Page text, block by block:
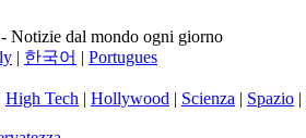
Notizie dal mondo ogni giorno
| 한국어 | Portugues
High Tech | Hollywood | Scienza | Spazio |